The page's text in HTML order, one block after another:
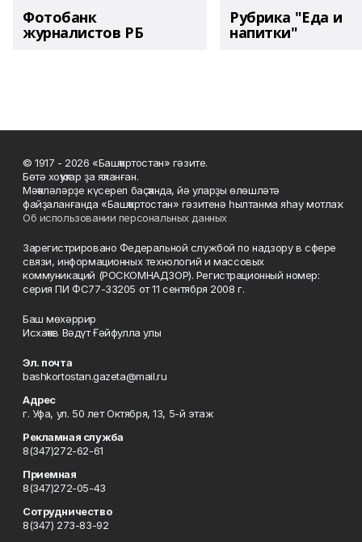
Фотобанк
журналистов РБ
Рубрика "Еда и
напитки"
© 1917 - 2026 «Башҡортостан» гәзите.
Бөтә хоҡуҡтар ҙа яҡланған.
Мәҡәләләрҙе күсереп баҫҡанда, йә уларҙы өлөшләтә
файҙаланғанда «Башҡортостан» гәзитенә һылтанма яһау мотлаҡ.
Об использовании персональных данных
Зарегистрировано Федеральной службой по надзору в сфере
связи, информационных технологий и массовых
коммуникаций (РОСКОМНАДЗОР). Регистрационный номер:
серия ПИ ФС77-33205 от 11 сентября 2008 г.
Баш мөхәррир
Исхаҡов Вәдүт Ғәйфулла улы
Эл. почта
bashkortostan.gazeta@mail.ru
Адрес
г. Уфа, ул. 50 лет Октября, 13, 5-й этаж
Рекламная служба
8(347)272-62-61
Приемная
8(347)272-05-43
Сотрудничество
8(347) 273-83-92